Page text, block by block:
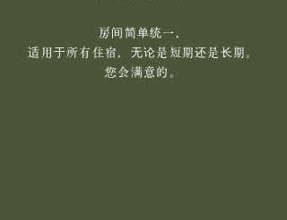
房间简单统一，
适用于所有住宿，无论是短期还是长期。
您会满意的。